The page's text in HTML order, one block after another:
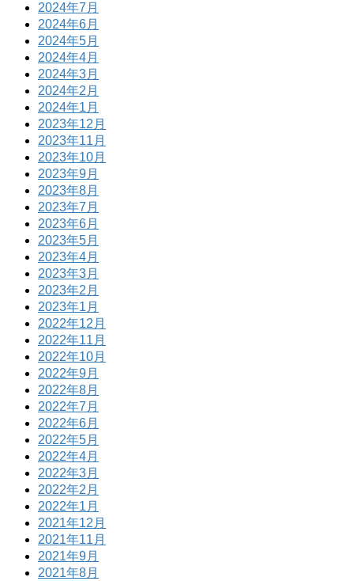
2024年7月
2024年6月
2024年5月
2024年4月
2024年3月
2024年2月
2024年1月
2023年12月
2023年11月
2023年10月
2023年9月
2023年8月
2023年7月
2023年6月
2023年5月
2023年4月
2023年3月
2023年2月
2023年1月
2022年12月
2022年11月
2022年10月
2022年9月
2022年8月
2022年7月
2022年6月
2022年5月
2022年4月
2022年3月
2022年2月
2022年1月
2021年12月
2021年11月
2021年9月
2021年8月